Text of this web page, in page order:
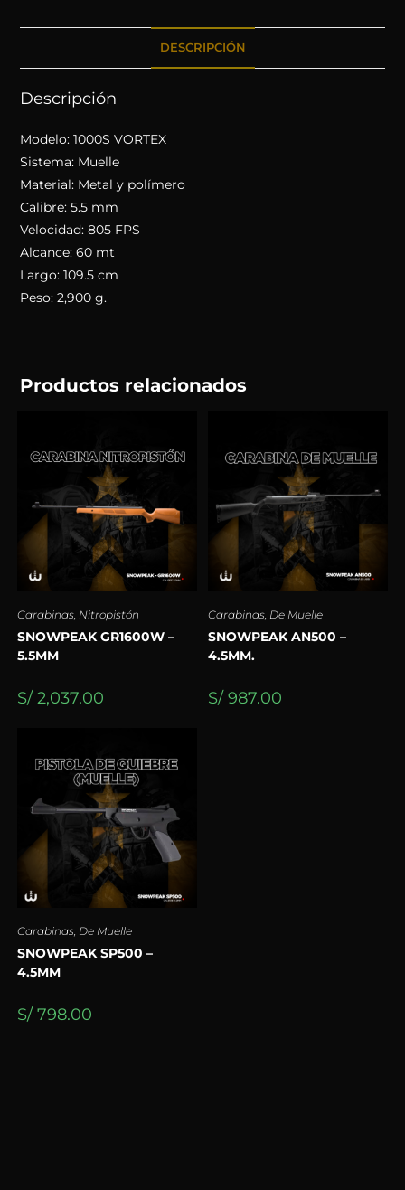
DESCRIPCIÓN
Descripción
Modelo: 1000S VORTEX
Sistema: Muelle
Material: Metal y polímero
Calibre: 5.5 mm
Velocidad: 805 FPS
Alcance: 60 mt
Largo: 109.5 cm
Peso: 2,900 g.
Productos relacionados
Carabinas, Nitropistón
SNOWPEAK GR1600W –
5.5MM
S/2,037.00
Carabinas De Muelle
SNOWPEAK AN500 –
4.5MM.
S/ 987.00
Carabinas, De Muelle
SNOWPEAK SP500 –
4.5MM
S/798.00